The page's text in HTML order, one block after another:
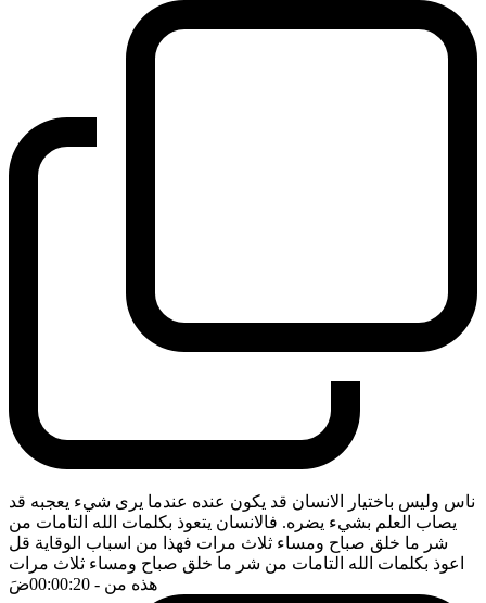
ناس وليس باختيار الانسان قد يكون عنده عندما يرى شيء يعجبه قد
يصاب العلم بشيء يضره. فالانسان يتعوذ بكلمات الله التامات من
شر ما خلق صباح ومساء ثلاث مرات فهذا من اسباب الوقاية قل
اعوذ بكلمات الله التامات من شر ما خلق صباح ومساء ثلاث مرات
هذه من - 00:00:20 ضَ